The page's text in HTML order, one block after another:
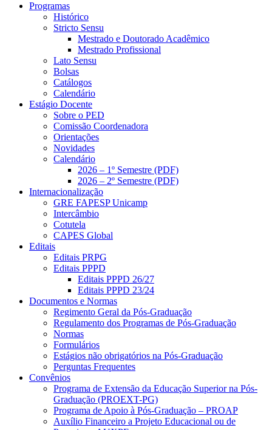
Programas
Histórico
Stricto Sensu
Mestrado e Doutorado Acadêmico
Mestrado Profissional
Lato Sensu
Bolsas
Catálogos
Calendário
Estágio Docente
Sobre o PED
Comissão Coordenadora
Orientações
Novidades
Calendário
2026 – 1º Semestre (PDF)
2026 – 2º Semestre (PDF)
Internacionalização
GRE FAPESP Unicamp
Intercâmbio
Cotutela
CAPES Global
Editais
Editais PRPG
Editais PPPD
Editais PPPD 26/27
Editais PPPD 23/24
Documentos e Normas
Regimento Geral da Pós-Graduação
Regulamento dos Programas de Pós-Graduação
Normas
Formulários
Estágios não obrigatórios na Pós-Graduação
Perguntas Frequentes
Convênios
Programa de Extensão da Educação Superior na Pós-
Graduação (PROEXT-PG)
Programa de Apoio à Pós-Graduação – PROAP
Auxílio Financeiro a Projeto Educacional ou de